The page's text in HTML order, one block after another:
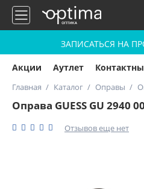
ЗАПИСАТЬСЯ НА
Акции Аутлет
Главная Каталог Оправы
Оправа GUESS GU 2940
Отзывов еще нет